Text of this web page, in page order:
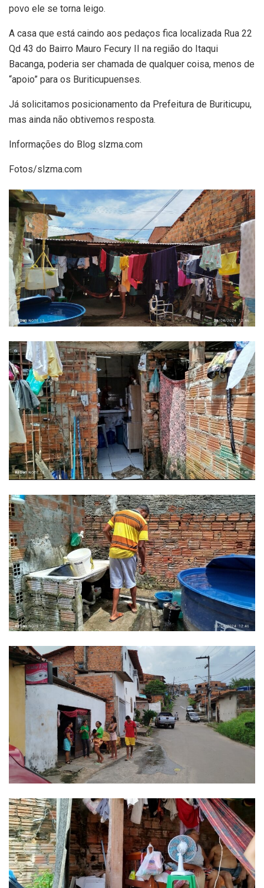
povo ele se torna leigo.
A casa que está caindo aos pedaços fica localizada Rua 22
Qd 43 do Bairro Mauro Fecury II na região do Itaqui
Bacanga, poderia ser chamada de qualquer coisa, menos de
“apoio” para os Buriticupuenses.
Já solicitamos posicionamento da Prefeitura de Buriticupu,
mas ainda não obtivemos resposta.
Informações do Blog slzma.com
Fotos/slzma.com